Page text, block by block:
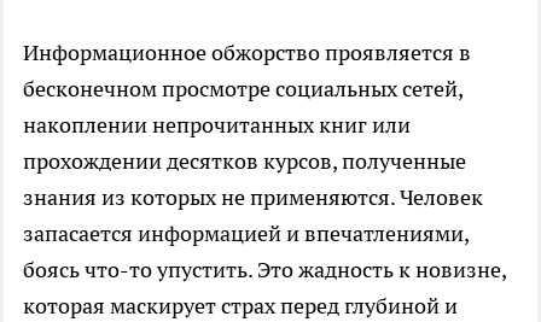
Информационное обжорство проявляется в
бесконечном просмотре социальных сетей,
накоплении непрочитанных книг или
прохождении десятков курсов, полученные
знания из которых не применяются. Человек
запасается информацией и впечатлениями,
боясь что-то упустить. Это жадность к новизне,
которая маскирует страх перед глубиной и